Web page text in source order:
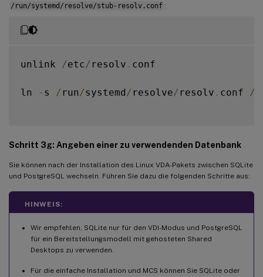
/run/systemd/resolve/stub-resolv.conf :
unlink /etc/ resolv . conf
ln - s / run/systemd/ resolve/ resolv . conf /
Schritt 3g: Angeben einer zu verwendenden Datenbank
Sie können nach der Installation des Linux VDA-Pakets zwischen SQLite
und PostgreSQL wechseln. Führen Sie dazu die folgenden Schritte aus:
HINWEIS:
Wir empfehlen, SQLite nur für den VDI-Modus und PostgreSQL
für ein Bereitstellungsmodell mit gehosteten Shared
Desktops zu verwenden.
Für die einfache Installation und MCS können Sie SQLite oder